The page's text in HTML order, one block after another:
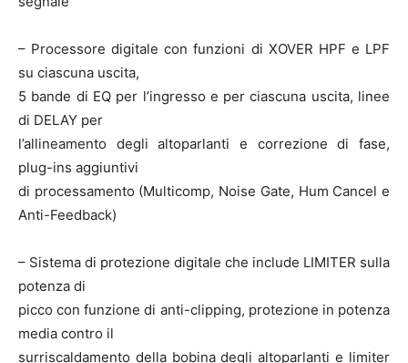
– Processore digitale con funzioni di XOVER HPF e LPF
su ciascuna uscita,
5 bande di EQ per l’ingresso e per ciascuna uscita, linee
di DELAY per
l’allineamento degli altoparlanti e correzione di fase,
plug-ins aggiuntivi
di processamento (Multicomp, Noise Gate, Hum Cancel e
Anti-Feedback)
– Sistema di protezione digitale che include LIMITER sulla
potenza di
picco con funzione di anti-clipping, protezione in potenza
media contro il
surriscaldamento della bobina degli altoparlanti e limiter